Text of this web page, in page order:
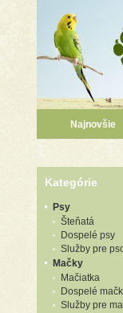
Najnovšie
Kategórie
Psy
Šteňatá
Dospelé psy
Služby pre
Mačky
Mačiatka
Dospelé
Služby pre